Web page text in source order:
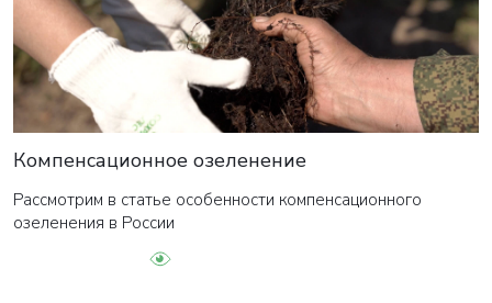
Компенсационное озеленение
Рассмотрим в статье особенности компенсационного
озеленения в России